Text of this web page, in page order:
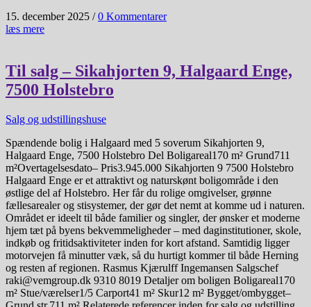
15. december 2025 / 0 Kommentarer
læs mere
Til salg – Sikahjorten 9, Halgaard Enge,
7500 Holstebro
Salg og udstillingshuse
Spændende bolig i Halgaard med 5 soverum Sikahjorten 9,
Halgaard Enge, 7500 Holstebro Del Boligareal170 m² Grund711
m²Overtagelsesdato– Pris3.945.000 Sikahjorten 9 7500 Holstebro
Halgaard Enge er et attraktivt og naturskønt boligområde i den
østlige del af Holstebro. Her får du rolige omgivelser, grønne
fællesarealer og stisystemer, der gør det nemt at komme ud i naturen.
Området er ideelt til både familier og singler, der ønsker et moderne
hjem tæt på byens bekvemmeligheder – med daginstitutioner, skole,
indkøb og fritidsaktiviteter inden for kort afstand. Samtidig ligger
motorvejen få minutter væk, så du hurtigt kommer til både Herning
og resten af regionen. Rasmus Kjærulff Ingemansen Salgschef
raki@vemgroup.dk 9310 8019 Detaljer om boligen Boligareal170
m² Stue/værelser1/5 Carport41 m² Skur12 m² Bygget/ombygget–